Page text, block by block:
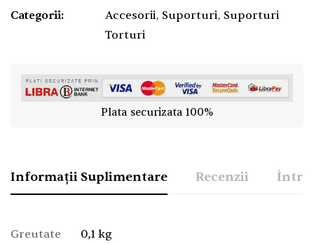
Categorii: Accesorii, Suporturi, Suporturi
Torturi
Plata securizata 100%
Informații Suplimentare Recenzii
Greutate
0,1 kg